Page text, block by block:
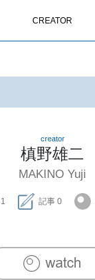
CREATOR
creator
槙野雄二
MAKINO Yuji
1 記事 0